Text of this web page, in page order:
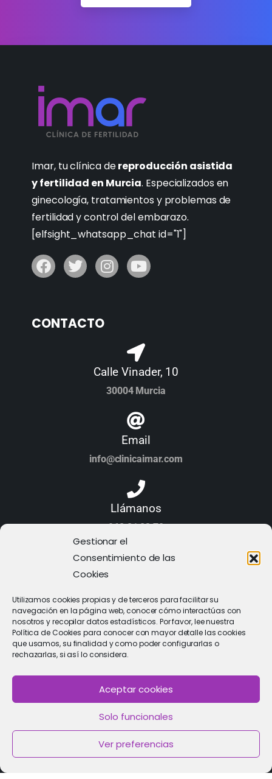
Gestionar el
Consentimiento de las
Cookies
Utilizamos cookies propias y de terceros para facilitar su
navegación en la página web, conocer cómo interactúas con
nosotros y recopilar datos estadísticos. Por favor, lee nuestra
Política de Cookies para conocer con mayor detalle las cookies
que usamos, su finalidad y como poder configurarlas o
rechazarlas, si así lo considera.
Aceptar cookies
Solo funcionales
Ver preferencias
Imar, tu clínica dereproducción asistida
y fertilidad en Murcia. Especializados en
ginecología, tratamientos y problemas de
fertilidad y control del embarazo.
[elfsight_whatsapp_chat id="1"]
CONTACTO
Calle Vinader, 10
30004 Murcia
Email
info@clinicaimar.com
Llámanos
968 21 23 70
PIDE CITA
Solicitar cita con un especialista